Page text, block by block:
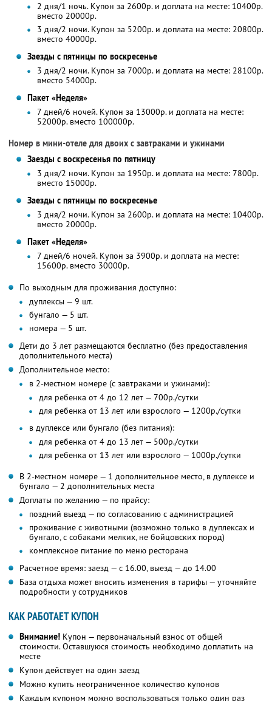
2 дня/1 ночь. Купон за 2600р. и доплата на месте: 10400р.
вместо 20000р.
3 дня/2 ночи. Купон за 5200р. и доплата на месте: 20800р.
вместо 40000р.
Заезды с пятницы по воскресенье
3 дня/2 ночи. Купон за 7000р. и доплата на месте: 28100р.
вместо 54000р.
Пакет «Неделя»
7 дней/6 ночей. Купон за 13000р. и доплата на месте:
52000р. вместо 100000р.
Номер в мини-отеле для двоих с завтраками и ужинами
Заезды с воскресенья по пятницу
3 дня/2 ночи. Купон за 1950р. и доплата на месте: 7800р.
вместо 15000р.
Заезды с пятницы по воскресенье
3 дня/2 ночи. Купон за 2600р. и доплата на месте: 10400р.
вместо 20000р.
Пакет «Неделя»
7 дней/6 ночей. Купон за 3900р. и доплата на месте:
15600р. вместо 30000р.
По выходным для проживания доступно:
дуплексы — 9 шт.
бунгало — 5 шт.
номера — 5 шт.
Дети до 3 лет размещаются бесплатно (без предоставления
дополнительного места)
Дополнительное место:
в 2-местном номере (с завтраками и ужинами):
для ребенка от 4 до 12 лет — 700р./сутки
для ребенка от 13 лет или взрослого — 1200р./сутки
в дуплексе или бунгало (без питания):
для ребенка от 4 до 13 лет — 500р./сутки
для ребенка от 13 лет или взрослого — 1000р./сутки
В 2-местном номере — 1 дополнительное место, в дуплексе и
бунгало — 2 дополнительных места
Доплаты по желанию — по прайсу:
поздний выезд — по согласованию с администрацией
проживание с животными (возможно только в дуплексах и
бунгало, с собаками мелких, не бойцовских пород)
комплексное питание по меню ресторана
Расчетное время: заезд — с 16.00, выезд — до 14.00
База отдыха может вносить изменения в тарифы — уточняйте
подробности у сотрудников
КАК РАБОТАЕТ КУПОН
Внимание! Купон — первоначальный взнос от общей
стоимости. Оставшуюся стоимость необходимо доплатить на
месте
Купон действует на один заезд
Можно купить неограниченное количество купонов
Каждым купоном можно воспользоваться только один раз